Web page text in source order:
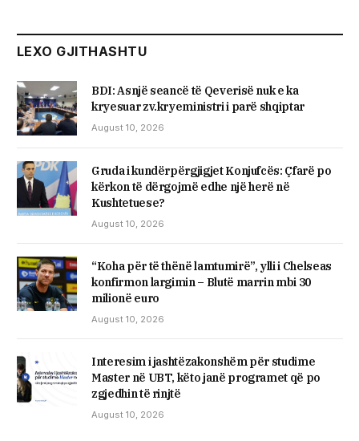
LEXO GJITHASHTU
BDI: Asnjë seancë të Qeverisë nuk e ka
kryesuar zv.kryeministri i parë shqiptar
August 10, 2026
Gruda i kundërpërgjigjet Konjufcës: Çfarë po
kërkon të dërgojmë edhe një herë në
Kushtetuese?
August 10, 2026
“Koha për të thënë lamtumirë”, ylli i Chelseas
konfirmon largimin – Blutë marrin mbi 30
milionë euro
August 10, 2026
Interesim i jashtëzakonshëm për studime
Master në UBT, këto janë programet që po
zgjedhin të rinjtë
August 10, 2026